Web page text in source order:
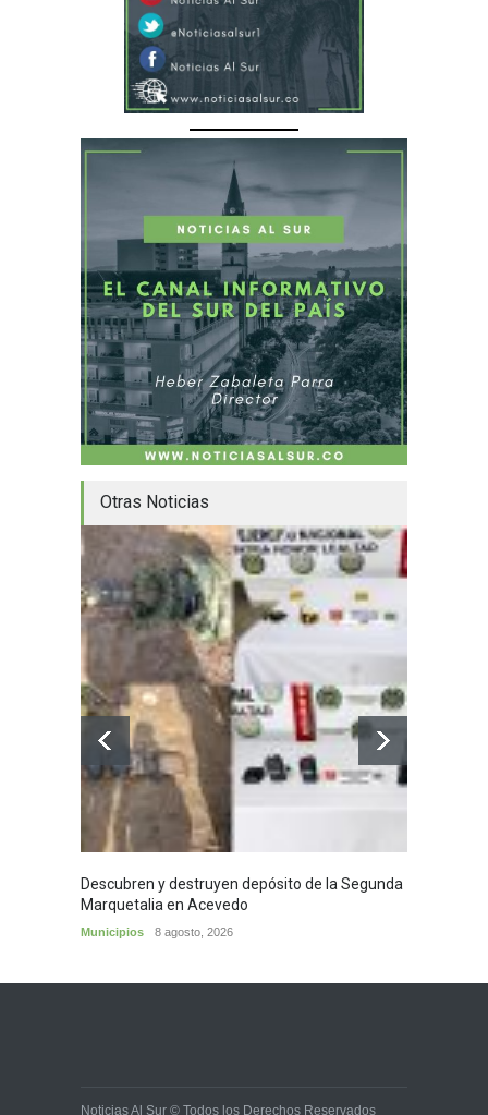
Otras Noticias
Descubren y destruyen depósito de la Segunda
Marquetalia en Acevedo
Municipios 8 agosto, 2026
Noticias Al Sur © Todos los Derechos Reservados